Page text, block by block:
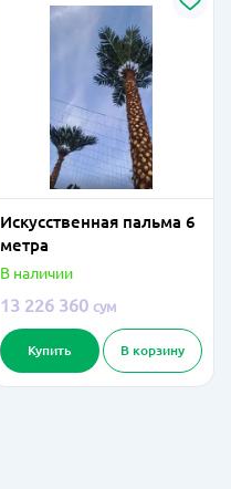
Искусственная пальма 6
метра
В наличии
13 226 360 сум
Купить В корзину